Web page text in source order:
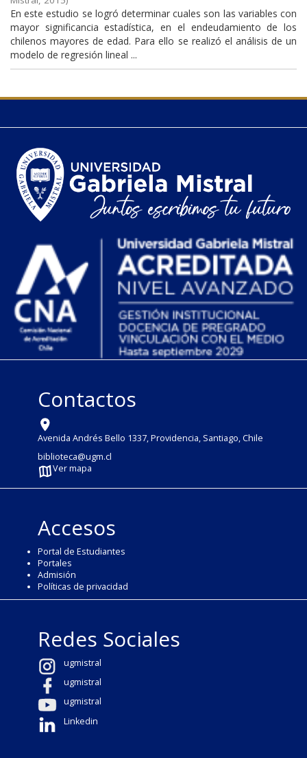
En este estudio se logró determinar cuales son las variables con
mayor significancia estadística, en el endeudamiento de los
chilenos mayores de edad. Para ello se realizó el análisis de un
modelo de regresión lineal ...
Contactos
Avenida Andrés Bello 1337, Providencia, Santiago, Chile
biblioteca@ugm.cl
Ver mapa
Accesos
Portal de Estudiantes
Portales
Admisión
Políticas de privacidad
Redes Sociales
ugmistral
ugmistral
ugmistral
Linkedin